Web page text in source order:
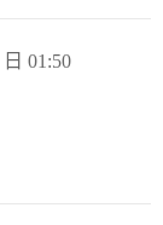
01:50